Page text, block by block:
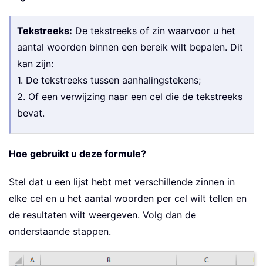
Tekstreeks: De tekstreeks of zin waarvoor u het
aantal woorden binnen een bereik wilt bepalen. Dit
kan zijn:
1. De tekstreeks tussen aanhalingstekens;
2. Of een verwijzing naar een cel die de tekstreeks
bevat.
Hoe gebruikt u deze formule?
Stel dat u een lijst hebt met verschillende zinnen in
elke cel en u het aantal woorden per cel wilt tellen en
de resultaten wilt weergeven. Volg dan de
onderstaande stappen.